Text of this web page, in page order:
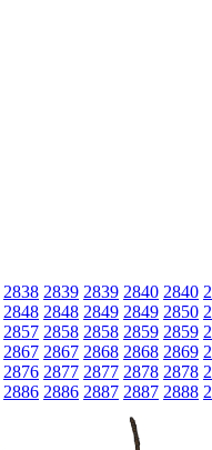
2838 2839 2839 2840 2840
2848 2848 2849 2849 2850
2857 2858 2858 2859 2859
2867 2867 2868 2868 2869
2876 2877 2877 2878 2878
2886 2886 2887 2887 2888